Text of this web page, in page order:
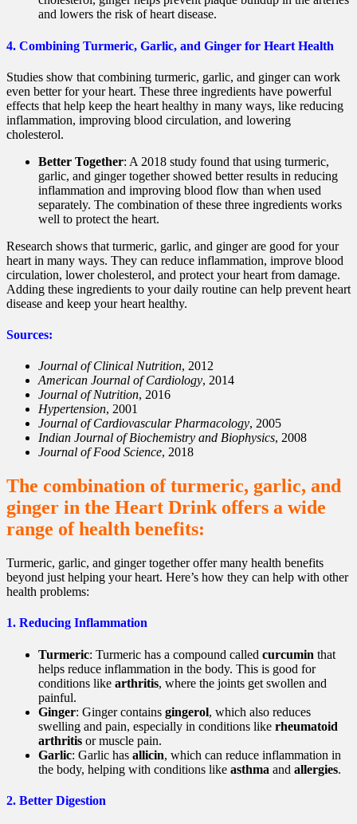
and lowers the risk of heart disease.
4. Combining Turmeric, Garlic, and Ginger for Heart Health
Studies show that combining turmeric, garlic, and ginger can work
even better for your heart. These three ingredients have powerful
effects that help keep the heart healthy in many ways, like reducing
inflammation, improving blood circulation, and lowering
cholesterol.
Better Together: A 2018 study found that using turmeric,
garlic, and ginger together showed better results in reducing
inflammation and improving blood flow than when used
separately. The combination of these three ingredients works
well to protect the heart.
Research shows that turmeric, garlic, and ginger are good for your
heart in many ways. They can reduce inflammation, improve blood
circulation, lower cholesterol, and protect your heart from damage.
Adding these ingredients to your daily routine can help prevent heart
disease and keep your heart healthy.
Sources:
Journal of Clinical Nutrition, 2012
American Journal of Cardiology, 2014
Journal of Nutrition, 2016
Hypertension, 2001
Journal of Cardiovascular Pharmacology, 2005
Indian Journal of Biochemistry and Biophysics, 2008
Journal of Food Science, 2018
The combination of turmeric, garlic, and
ginger in the Heart Drink offers a wide
range of health benefits:
Turmeric, garlic, and ginger together offer many health benefits
beyond just helping your heart. Here’s how they can help with other
health problems:
1. Reducing Inflammation
Turmeric: Turmeric has a compound called curcumin that
helps reduce inflammation in the body. This is good for
conditions like arthritis, where the joints get swollen and
painful.
Ginger: Ginger contains gingerol, which also reduces
swelling and pain, especially in conditions like rheumatoid
arthritis or muscle pain.
Garlic: Garlic has allicin, which can reduce inflammation in
the body, helping with conditions like asthma and allergies.
2. Better Digestion